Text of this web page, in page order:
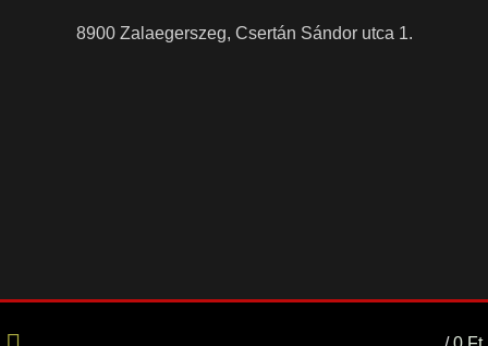
8900 Zalaegerszeg, Csertán Sándor utca 1.